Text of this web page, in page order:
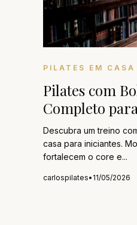
PILATES EM CASA
Pilates com
Completo
Descubra um treino
casa para iniciantes.
fortalecem o core e...
carlospilates• 11/05/2026